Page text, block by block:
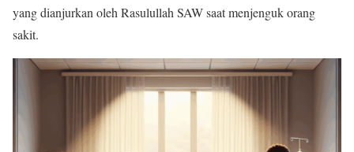
yang dianjurkan oleh Rasulullah SAW saat menjenguk orang
sakit.